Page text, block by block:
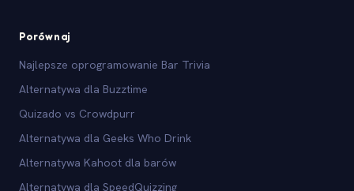
Porównaj
Najlepsze oprogramowanie Bar Trivia
Alternatywa dla Buzztime
Quizado vs Crowdpurr
Alternatywa dla Geeks Who Drink
Alternatywa Kahoot dla barów
Alternatywa dla SpeedQuizzing